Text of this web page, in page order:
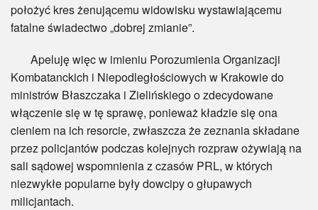
położyć kres żenującemu widowisku wystawiającemu
fatalne świadectwo „dobrej zmianie”.
Apeluję więc w imieniu Porozumienia Organizacji
Kombatanckich i Niepodległościowych w Krakowie do
ministrów Błaszczaka i Zielińskiego o zdecydowane
włączenie się w tę sprawę, ponieważ kładzie się ona
cieniem na ich resorcie, zwłaszcza że zeznania składane
przez policjantów podczas kolejnych rozpraw ożywiają na
sali sądowej wspomnienia z czasów PRL, w których
niezwykłe popularne były dowcipy o głupawych
milicjantach.